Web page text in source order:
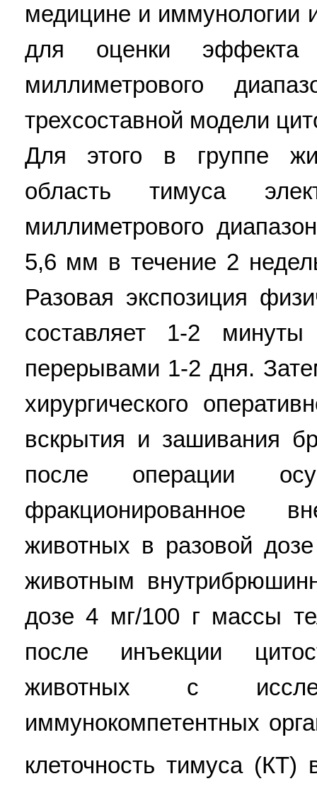
медицине и иммунологии
для оценки эффекта
миллиметрового
трехсоставной модели
Для этого в группе
область тимуса
миллиметрового
5,6 мм в течение 2
Разовая экспозиция
составляет 1-2
перерывами 1-2 дня.
хирургического
вскрытия и зашивания
после операции
фракционированное
животных в разовой
животным
дозе 4 мг/100 г массы
после инъекции
животных с
иммунокомпетентных
клеточность тимуса (КТ)